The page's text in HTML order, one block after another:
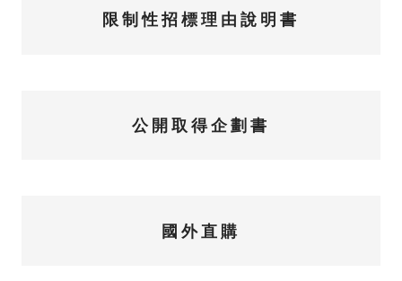
限制性招標理由說明書
公開取得企劃書
國外直購